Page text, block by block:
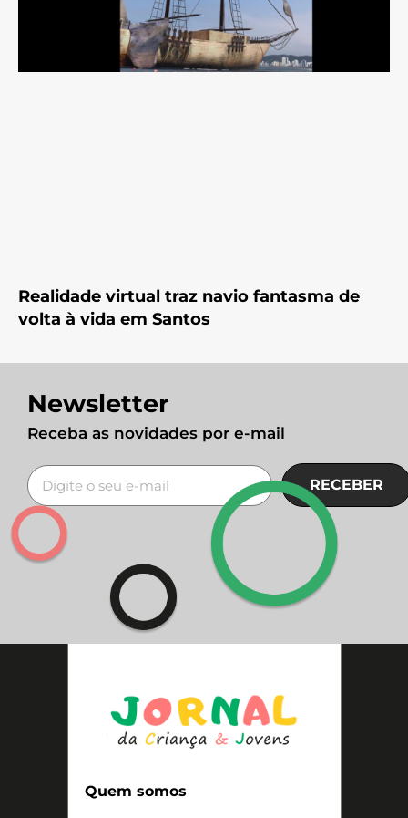
Realidade virtual traz navio fantasma de
volta à vida em Santos
Newsletter
Receba as novidades por e-mail
RECEBER
Quem somos